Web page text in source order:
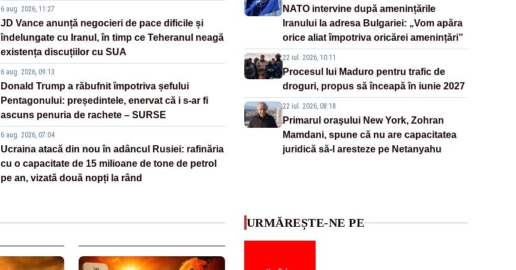
6 aug. 2026, 11:27
JD Vance anunță negocieri de pace dificile și
îndelungate cu Iranul, în timp ce Teheranul neagă
existența discuțiilor cu SUA
6 aug. 2026, 09:13
Donald Trump a răbufnit împotriva șefului
Pentagonului: președintele, enervat că i s-ar fi
ascuns penuria de rachete – SURSE
6 aug. 2026, 07:04
Ucraina atacă din nou în adâncul Rusiei: rafinăria
cu o capacitate de 15 milioane de tone de petrol
pe an, vizată două nopți la rând
NATO intervine după amenințările
Iranului la adresa Bulgariei: „Vom apăra
orice aliat împotriva oricărei amenințări”
22 iul. 2026, 10:11
Procesul lui Maduro pentru trafic de
droguri, propus să înceapă în iunie 2027
22 iul. 2026, 08:18
Primarul oraşului New York, Zohran
Mamdani, spune că nu are capacitatea
juridică să-l aresteze pe Netanyahu
URMĂREȘTE-NE PE